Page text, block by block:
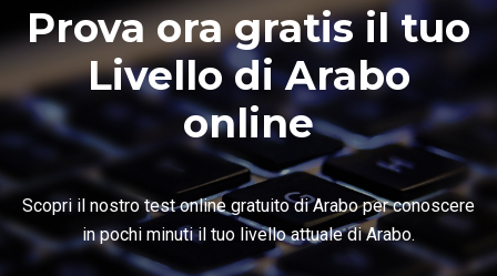
Prova ora gratis il tuo
Livello di Arabo
online
Scopri il nostro test online gratuito di Arabo per conoscere
in pochi minuti il tuo livello attuale di Arabo.